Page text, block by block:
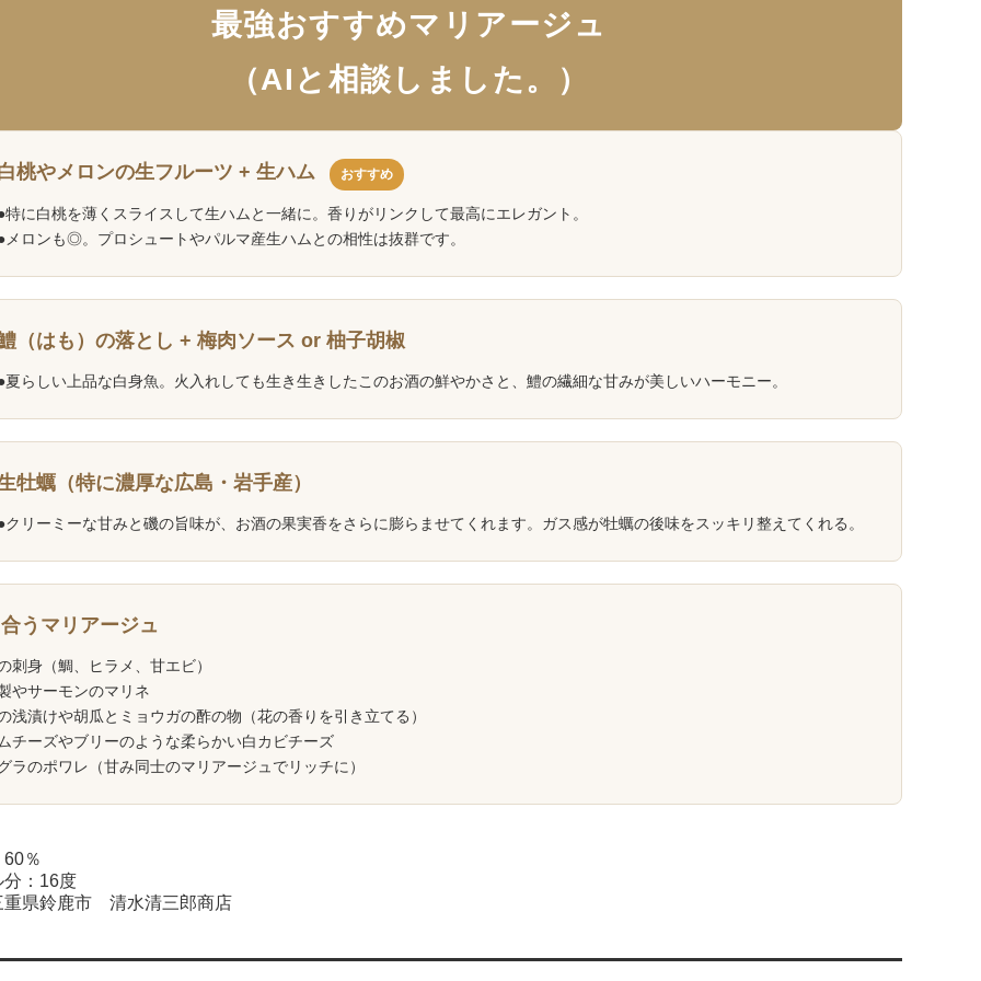
最強おすすめマリアージュ
（AIと相談しました。）
桃やメロンの生フルーツ + 生ハム おすすめ
特に白桃を薄くスライスして生ハムと一緒に。香りがリンクして最高にエレガント。
メロンも◎。プロシュートやパルマ産生ハムとの相性は抜群です。
（はも）の落とし + 梅肉ソース or 柚子胡椒
夏らしい上品な白身魚。火入れしても生き生きしたこのお酒の鮮やかさと、鱧の繊細な甘みが美しいハーモニー。
牡蠣（特に濃厚な広島・岩手産）
クリーミーな甘みと磯の旨味が、お酒の果実香をさらに膨らませてくれます。ガス感が牡蠣の後味をスッキリ整えてくれる。
うマリアージュ
刺身（鯛、ヒラメ、甘エビ）
やサーモンのマリネ
浅漬けや胡瓜とミョウガの酢の物（花の香りを引き立てる）
チーズやブリーのような柔らかい白カビチーズ
ラのポワレ（甘み同士のマリアージュでリッチに）
％
分：16度
重県鈴鹿市 清水清三郎商店